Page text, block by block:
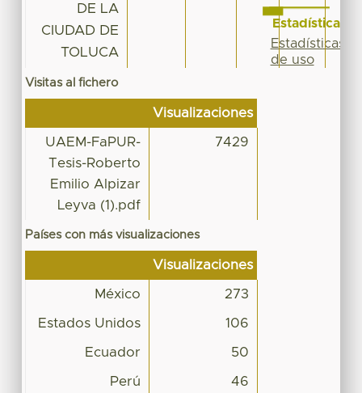
DE LA
CIUDAD DE
TOLUCA
Visitas al fichero
Visualizaciones
UAEM-FaPUR-
Tesis-Roberto
Emilio Alpizar
Leyva (1).pdf
7429
Países con más visualizaciones
Visualizaciones
México 273
Estados Unidos 106
Ecuador 50
Perú 46
Estadísticas
Estadísticas
de uso